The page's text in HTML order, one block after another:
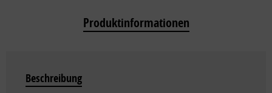
Produktinformationen
Beschreibung